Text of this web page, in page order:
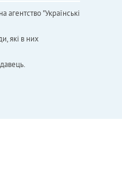
агентство "Українськi
які в них